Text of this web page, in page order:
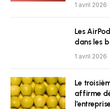
1 avril 2026
Les
dans les
1 avril 2026
Le
affirme